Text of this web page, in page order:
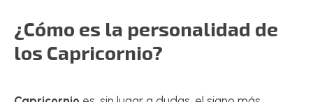
¿Cómo es la personalidad de
los Capricornio?